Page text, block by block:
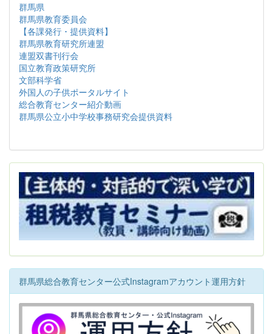
群馬県
群馬県教育委員会
【各課発行・提供資料】
群馬県教育研究所連盟
連盟双書刊行会
国立教育政策研究所
文部科学省
外国人の子供ポータルサイト
総合教育センター紹介動画
群馬県公立小中学校事務研究会提供資料
群馬県総合教育センター公式Instagramアカウント運用方針